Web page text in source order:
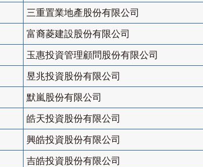
三重置業地產股份有限公司
富裔菱建設股份有限公司
玉惠投資管理顧問股份有限公司
昱兆投資股份有限公司
默嵐股份有限公司
皓天投資股份有限公司
興皓投資股份有限公司
吉皓投資股份有限公司